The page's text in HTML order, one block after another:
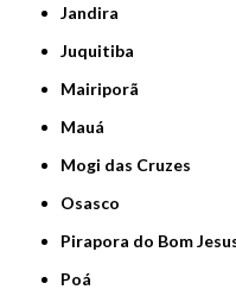
Jandira
Juquitiba
Mairiporã
Mauá
Mogi das Cruzes
Osasco
Pirapora do Bom
Poá